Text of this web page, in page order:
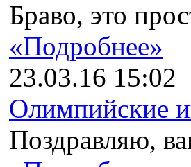
Браво, это
«Подробнее»
23.03.16 15:02
Олимпийские
Поздравляю,